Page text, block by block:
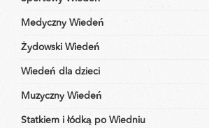
Medyczny Wiedeń
Żydowski Wiedeń
Wiedeń dla dzieci
Muzyczny Wiedeń
Statkiem i łódką po Wiedniu